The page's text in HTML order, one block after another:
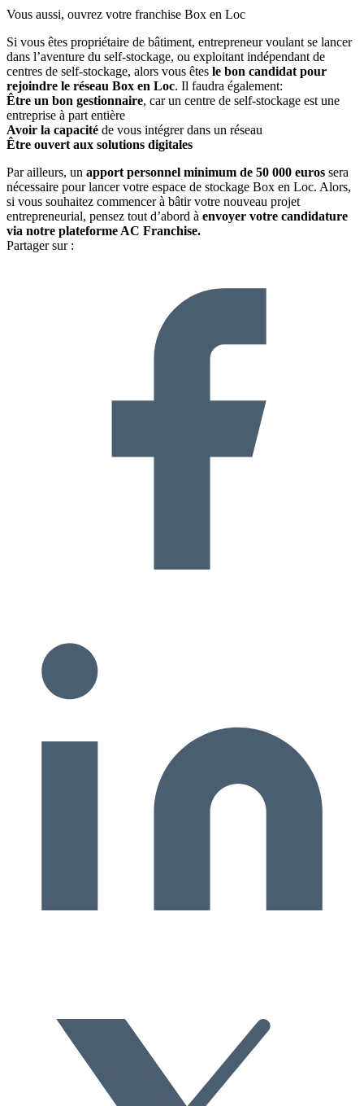
Vous aussi, ouvrez votre franchise Box en Loc
Si vous êtes propriétaire de bâtiment, entrepreneur voulant se lancer
dans l’aventure du self-stockage, ou exploitant indépendant de
centres de self-stockage, alors vous êtes le bon candidat pour
rejoindre le réseau Box en Loc. Il faudra également:
Être un bon gestionnaire, car un centre de self-stockage est une
entreprise à part entière
Avoir la capacité de vous intégrer dans un réseau
Être ouvert aux solutions digitales
Par ailleurs, un apport personnel minimum de 50 000 euros sera
nécessaire pour lancer votre espace de stockage Box en Loc. Alors,
si vous souhaitez commencer à bâtir votre nouveau projet
entrepreneurial, pensez tout d’abord à envoyer votre candidature
via notre plateforme AC Franchise.
Partager sur :